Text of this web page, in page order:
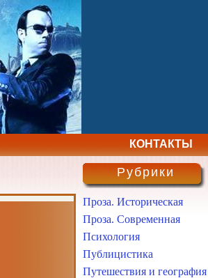
КОНТАКТЫ
Рубрики
Проза. Историческая
Проза. Современная
Психология
Публицистика
Путешествия и география